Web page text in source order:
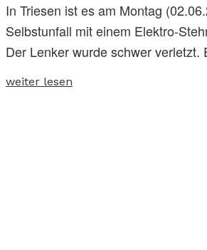
In Triesen ist es am Montag
Selbstunfall mit einem Elektro-
Der Lenker wurde schwer verletzt.
weiter lesen